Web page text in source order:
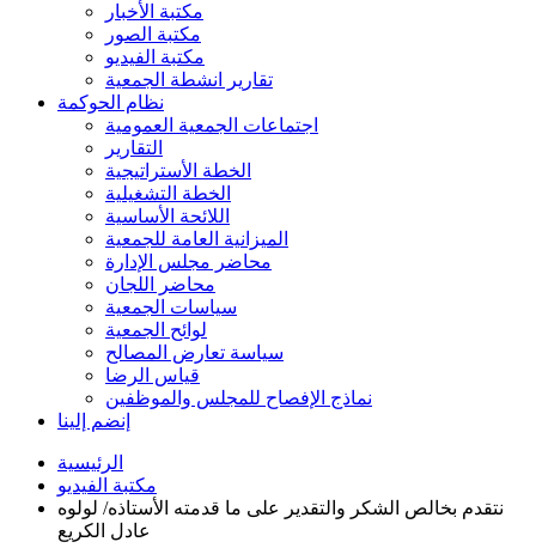
مكتبة الأخبار
مكتبة الصور
مكتبة الفيديو
تقارير انشطة الجمعية
نظام الحوكمة
اجتماعات الجمعية العمومية
التقارير
الخطة الأستراتيجية
الخطة التشغيلية
اللائحة الأساسية
الميزانية العامة للجمعية
محاضر مجلس الإدارة
محاضر اللجان
سياسات الجمعية
لوائح الجمعية
سياسة تعارض المصالح
قياس الرضا
نماذج الإفصاح للمجلس والموظفين
إنضم إلينا
الرئيسية
مكتبة الفيديو
نتقدم بخالص الشكر والتقدير على ما قدمته الأستاذه/ لولوه
عادل الكريع